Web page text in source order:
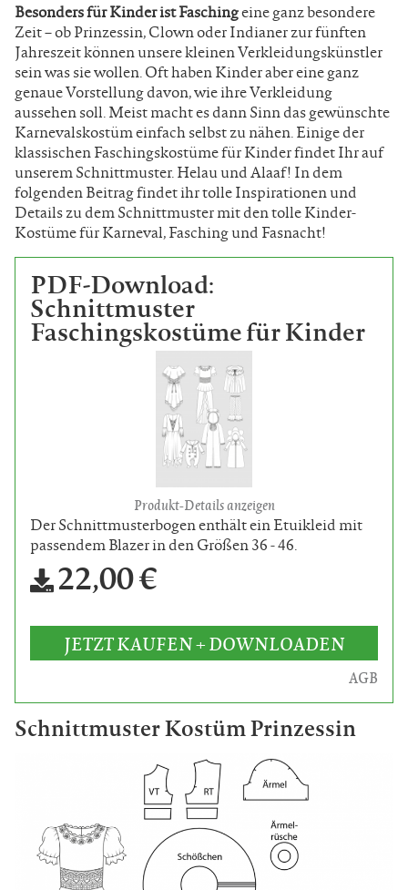
Besonders für Kinder ist Faschingeine ganz besondere
Zeit – ob Prinzessin, Clown oder Indianer zur fünften
Jahreszeit können unsere kleinen Verkleidungskünstler
sein was sie wollen. Oft haben Kinder aber eine ganz
genaue Vorstellung davon, wie ihre Verkleidung
aussehen soll. Meist macht es dann Sinn das gewünschte
Karnevalskostüm einfach selbst zu nähen. Einige der
klassischen Faschingskostüme für Kinder findet Ihr auf
unserem Schnittmuster. Helau und Alaaf! In dem
folgenden Beitrag findet ihr tolle Inspirationen und
Details zu dem Schnittmuster mit den tolle Kinder-
Kostüme für Karneval, Fasching und Fasnacht!
PDF-Download:
Schnittmuster
Faschingskostüme für Kinder
Produkt-Details anzeigen
Der Schnittmusterbogen enthält ein Etuikleid mit
passendem Blazer in den Größen 36 - 46.
22,00 €
JETZT KAUFEN + DOWNLOADEN
AGB
Schnittmuster Kostüm Prinzessin